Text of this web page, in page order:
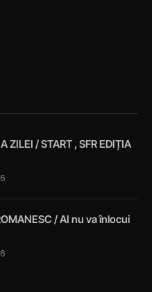
ZILEI / START , SFR EDIȚIA
/ AI nu va înlocui